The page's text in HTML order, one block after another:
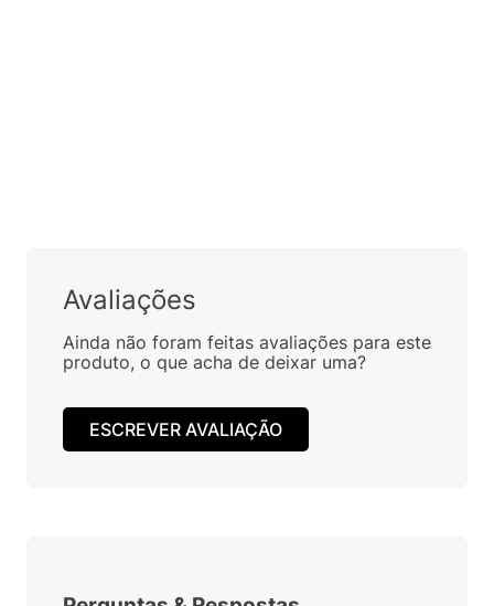
MAGIA TROPICAL
R$ 59 00
Em até1xR$ 59,00 sem
R$59,00
Em até 1xR$